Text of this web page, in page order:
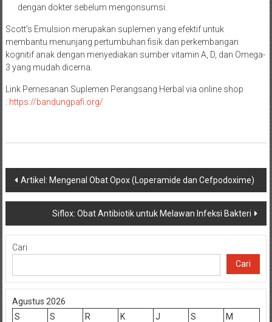
dengan dokter sebelum mengonsumsi.
Scott’s Emulsion merupakan suplemen yang efektif untuk
membantu menunjang pertumbuhan fisik dan perkembangan
kognitif anak dengan menyediakan sumber vitamin A, D, dan Omega-
3 yang mudah dicerna.
Link Pemesanan Suplemen Perangsang Herbal via online shop
: https://bandungpafi.org/
Navigasi
pos
Artikel: Mengenal Obat Opox (Loperamide dan Cefpodoxime)
Siflox: Obat Antibiotik untuk Melawan Infeksi Bakteri
Cari
Cari
Agustus 2026
S
S R K J S
M